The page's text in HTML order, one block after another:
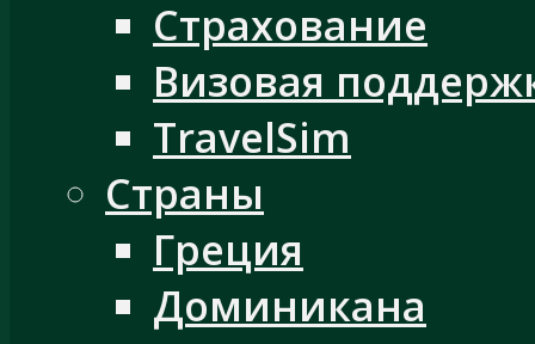
Страхование
Визовая
TravelSim
Страны
Греция
Доминикана